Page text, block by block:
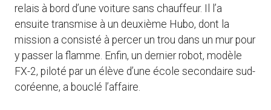
relais à bord d’une voiture sans chauffeur. Il l’a
ensuite transmise à un deuxième Hubo, dont la
mission a consisté à percer un trou dans un mur pour
y passer la flamme. Enfin, un dernier robot, modèle
FX-2, piloté par un élève d’une école secondaire sud-
coréenne, a bouclé l’affaire.